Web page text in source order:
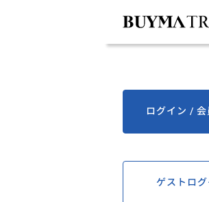
ログイン / 会
ゲストログ